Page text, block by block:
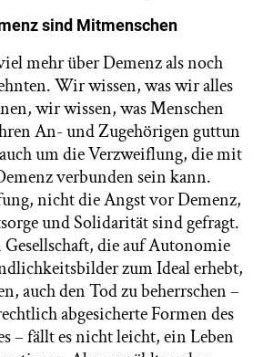
sind Mitmenschen
mehr über Demenz als noch
Wir wissen, was wir alles
wir wissen, was Menschen
An- und Zugehörigen guttun
um die Verzweiflung, die mit
verbunden sein kann.
nicht die Angst vor Demenz,
und Solidarität sind gefragt.
die auf Autonomie
zum Ideal erhebt,
auch den Tod zu beherrschen –
abgesicherte Formen des
– fällt es nicht leicht, ein Leben